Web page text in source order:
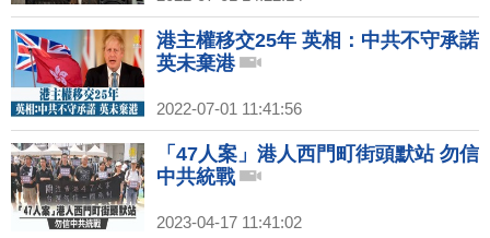
港主權移交25年 英相：中共不守承諾
英未棄港
2022-07-01 11:41:56
「47人案」港人西門町街頭默站 勿信
中共統戰
2023-04-17 11:41:02